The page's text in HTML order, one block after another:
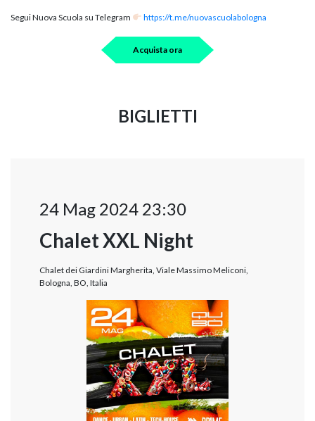
Segui Nuova Scuola su Telegram https://t.me/nuovascuolabologna
Acquista ora
BIGLIETTI
24 Mag 2024 23:30
Chalet XXL Night
Chalet dei Giardini Margherita, Viale Massimo Meliconi,
Bologna, BO, Italia